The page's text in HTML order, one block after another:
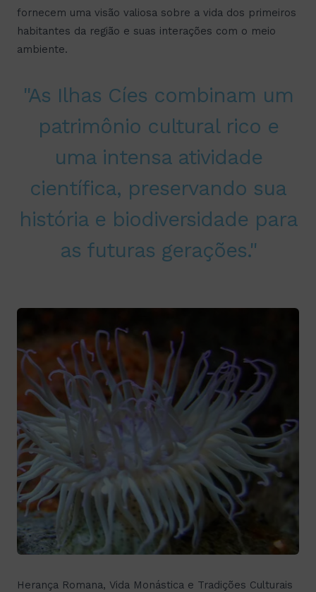
fornecem uma visão valiosa sobre a vida dos primeiros
habitantes da região e suas interações com o meio
ambiente.
"As Ilhas Cíes combinam um
patrimônio cultural rico e
uma intensa atividade
científica, preservando sua
história e biodiversidade para
as futuras gerações."
Herança Romana, Vida Monástica e Tradições Culturais